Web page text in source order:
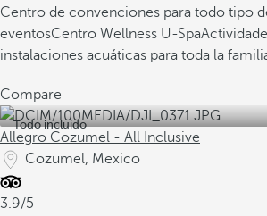
Centro de convenciones para todo tipo
eventosCentro Wellness U-Spa
instalaciones acuáticas para toda la
Compare
Todo incluido
Allegro Cozumel - All Inclusive
Cozumel, Mexico
3.9/5